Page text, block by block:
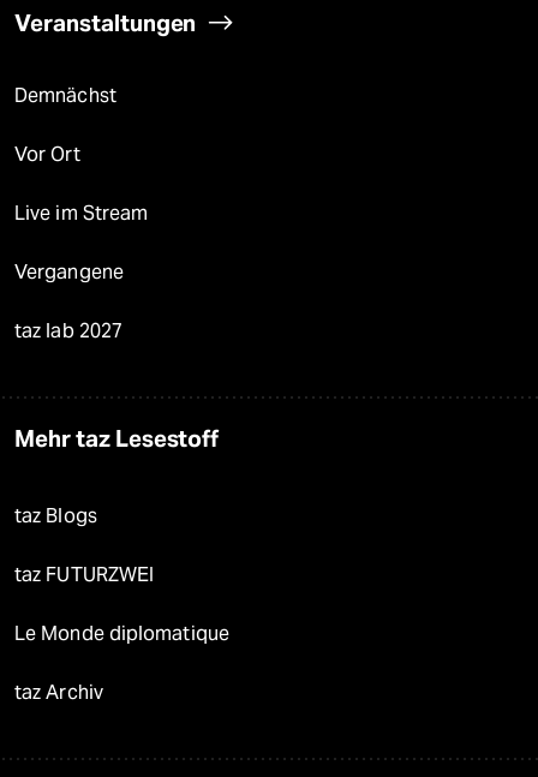
Veranstaltungen
Demnächst
Vor Ort
Live im Stream
Vergangene
taz lab 2027
Mehr taz Lesestoff
taz Blogs
taz FUTURZWEI
Le Monde diplomatique
taz Archiv